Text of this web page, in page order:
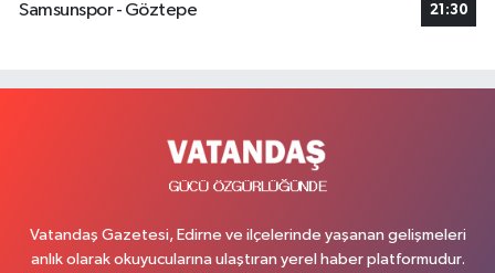
Samsunspor - Göztepe
21:30
Vatandaş Gazetesi, Edirne ve ilçelerinde yaşanan gelişmeleri
anlık olarak okuyucularına ulaştıran yerel haber platformudur.